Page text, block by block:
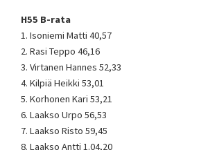
H55 B-rata
1. Isoniemi Matti 40,57
2. Rasi Teppo 46,16
3. Virtanen Hannes 52,33
4. Kilpiä Heikki 53,01
5. Korhonen Kari 53,21
6. Laakso Urpo 56,53
7. Laakso Risto 59,45
8. Laakso Antti 1.04,20